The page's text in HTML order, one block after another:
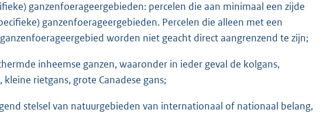
ganzenfoerageergebieden: percelen die aan minimaal een zijde
ganzenfoerageergebieden. Percelen die alleen met een
worden niet geacht direct aangrenzend te zijn;
inheemse ganzen, waaronder in ieder geval de kolgans,
rietgans, grote Canadese gans;
stelsel van natuurgebieden van internationaal of nationaal belang,